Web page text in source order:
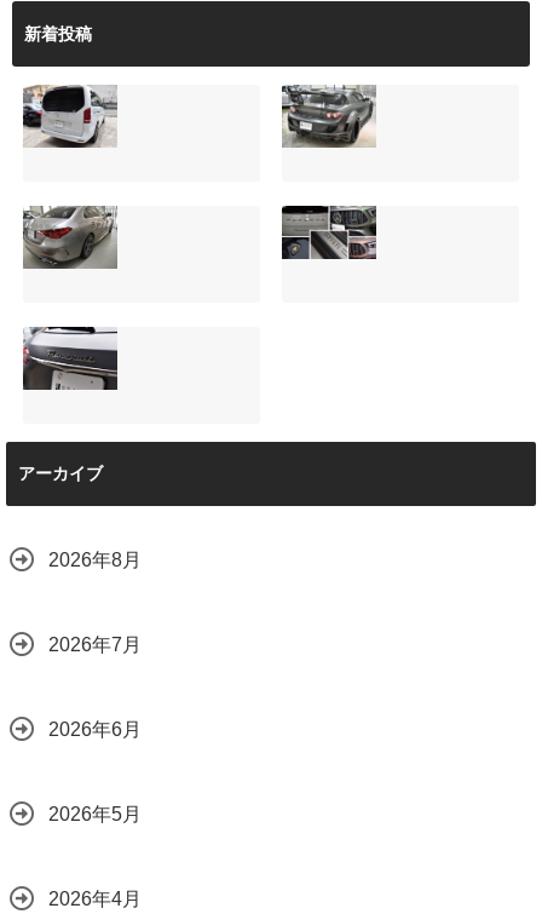
新着投稿
サンルーフ付きベ
ンツVクラス
（V220d）にフリ
店で断られた悩み
をプロの技術で解
決
2026.08.04
マツダRX-8（マッ
トグレー）の板金
修理と専用コーテ
【施工事例】メル
セデス・ベンツ
C220d｜3層セラ
ート」と弱点克服
のプロテクション
京都世田谷区）
マセラティ グレカ
ーレ トロフェオ
2026.07.22
アーカイブ
2026年8月
2026年7月
2026年6月
2026年5月
2026年4月